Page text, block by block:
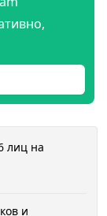
лиц на
и